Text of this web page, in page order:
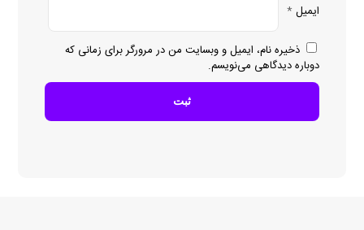
ایمیل *
ذخیره نام، ایمیل و وبسایت من در مرورگر برای زمانی که
دوباره دیدگاهی می‌نویسم.